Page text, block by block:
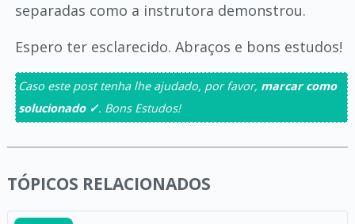
separadas como a instrutora demonstrou.
Espero ter esclarecido. Abraços e bons estudos!
Caso este post tenha lhe ajudado, por favor, marcar como
solucionado ✓. Bons Estudos!
TÓPICOS RELACIONADOS